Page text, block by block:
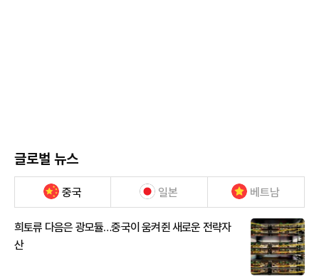
글로벌 뉴스
중국 일본 베트남
희토류 다음은 광모듈…중국이 움켜쥔 새로운 전략자
산